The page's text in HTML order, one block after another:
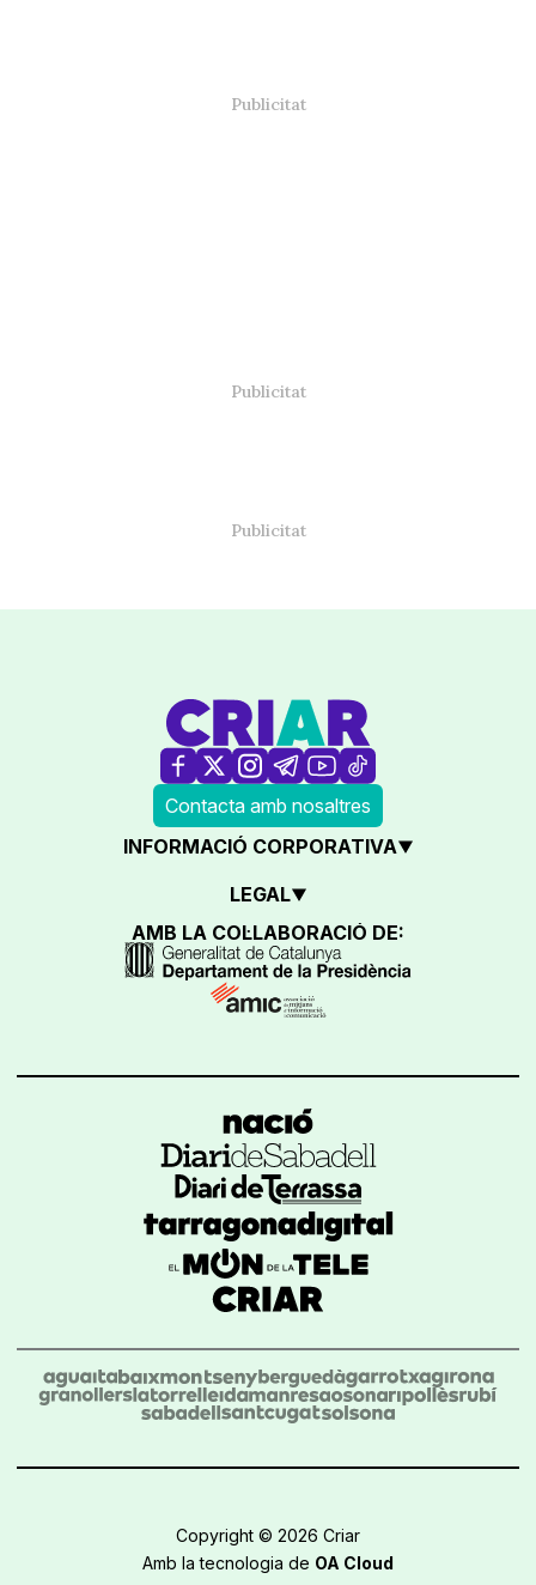
Contacta amb nosaltres
INFORMACIÓ CORPORATIVA
LEGAL
AMB LA COL·LABORACIÓ DE:
Copyright © 2026 Criar
Amb la tecnologia de OA Cloud